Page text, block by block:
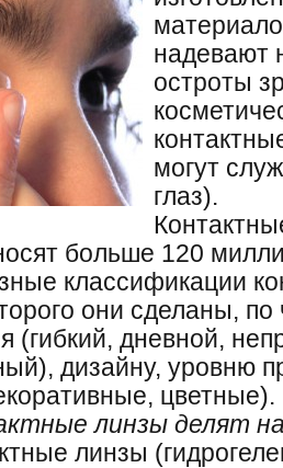
надевают
остроты
могут
глаз).
больше 120
классификации
они сделаны,
(гибкий, дневной,
дизайну, уровню
цветные).
линзы делят
линзы